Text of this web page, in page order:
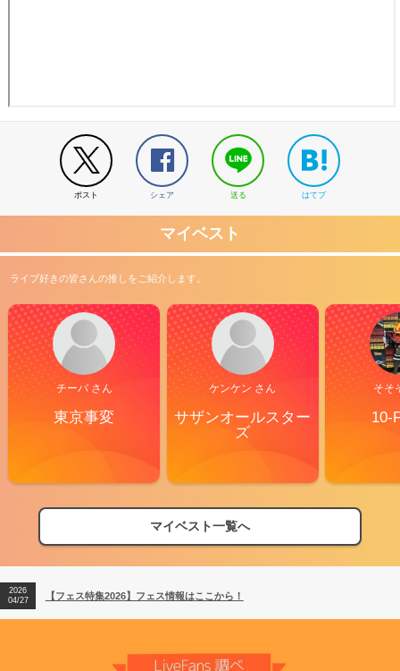
ポスト シェア 送る はてブ
マイベスト
ライブ好きの皆さんの推しをご紹介します。
チーバ さん
東京事変
ケンケン さん
サザンオールスター
ズ
そそ
10-
マイベスト一覧へ
【フェス特集2026】フェス情報はここから！
【ライブ動員ランキング】2026年上半期編発表！
2026
04/27
【フェス特集2026】フェス情報はここから！
2026